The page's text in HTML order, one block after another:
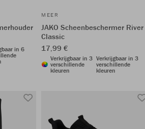
in 6
MEER
JAKO Scheenbeschermer River
Classic
17,99 €
Verkrijgbaar in 3
verschillende
kleuren
Verkrijgbaar in 3
verschillende
kleuren